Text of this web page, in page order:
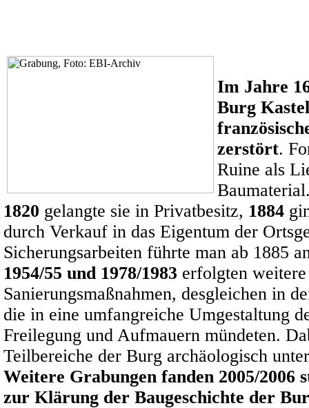
Im Jahre
Burg
zerstört.
Ruine als
1820 gelangte sie in Privatbesitz, 1884
durch Verkauf in das Eigentum der
Sicherungsarbeiten führte man ab 1885
1954/55 und 1978/1983 erfolgten weitere
Sanierungsmaßnahmen, desgleichen in
die in eine umfangreiche Umgestaltung
Freilegung und Aufmauern mündeten.
Teilbereiche der Burg archäologisch
Weitere Grabungen fanden 2005/2006
zur Klärung der Baugeschichte der